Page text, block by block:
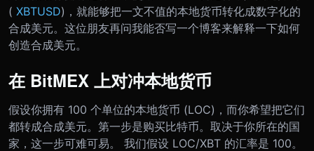
( XBTUSD)，就能够把一文不值的本地货币转化成数字化的
合成美元。这位朋友再问我能否写一个博客来解释一下如何
创造合成美元。
在 BitMEX 上对冲本地货币
假设你拥有 100 个单位的本地货币 (LOC)，而你希望把它们
都转成合成美元。第一步是购买比特币。取决于你所在的国
家，这一步可难可易。 我们假设 LOC/XBT 的汇率是 100。